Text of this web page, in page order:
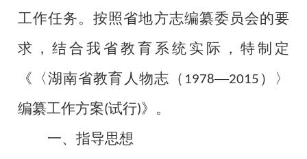
工作任务。按照省地方志编纂委员会的要
求，结合我省教育系统实际，特制定
《〈湖南省教育人物志（ 1978—2015 ）〉
编纂工作方案(试行)》。
一、指导思想